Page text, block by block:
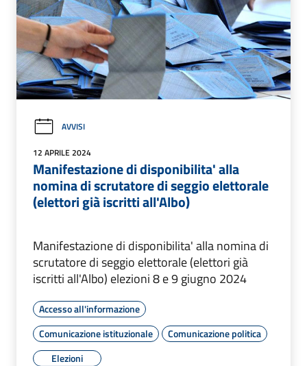
AVVISI
12 APRILE 2024
Manifestazione di disponibilita' alla
nomina di scrutatore di seggio elettorale
(elettori già iscritti all'Albo)
Manifestazione di disponibilita' alla nomina di
scrutatore di seggio elettorale (elettori già
iscritti all'Albo) elezioni 8 e 9 giugno 2024
Accesso all'informazione
Comunicazione istituzionale
Comunicazione politica
Elezioni